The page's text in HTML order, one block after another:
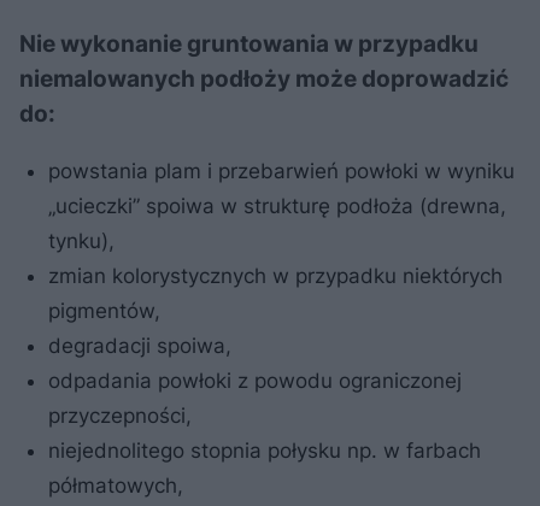
Nie wykonanie gruntowania w przypadku
niemalowanych podłoży może doprowadzić
do:
powstania plam i przebarwień powłoki w wyniku
„ucieczki” spoiwa w strukturę podłoża (drewna,
tynku),
zmian kolorystycznych w przypadku niektórych
pigmentów,
degradacji spoiwa,
odpadania powłoki z powodu ograniczonej
przyczepności,
niejednolitego stopnia połysku np. w farbach
półmatowych,